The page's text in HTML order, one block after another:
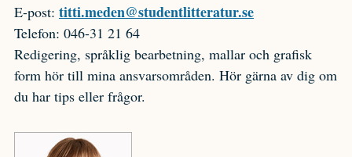
E-post: titti.meden@studentlitteratur.se
Telefon: 046-31 21 64
Redigering, språklig bearbetning, mallar och grafisk
form hör till mina ansvarsområden. Hör gärna av dig om
du har tips eller frågor.